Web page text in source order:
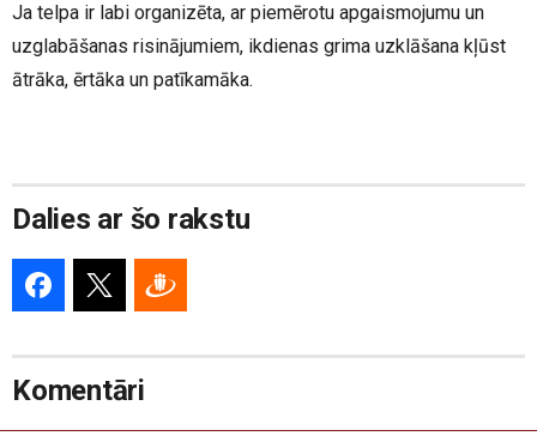
Ja telpa ir labi organizēta, ar piemērotu apgaismojumu un
uzglabāšanas risinājumiem, ikdienas grima uzklāšana kļūst
ātrāka, ērtāka un patīkamāka.
Dalies ar šo rakstu
Komentāri